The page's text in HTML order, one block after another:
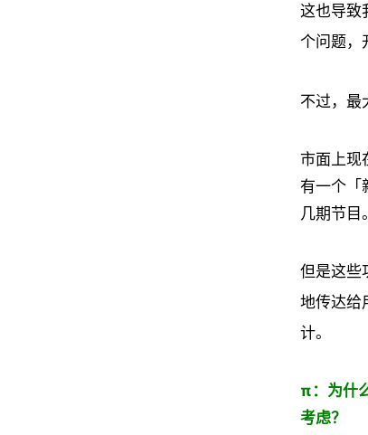
这也导致
个问题，
不过，最
市面上现
有一个「
几期节目。
但是这些
地传达给
计。
π：为什
考虑？